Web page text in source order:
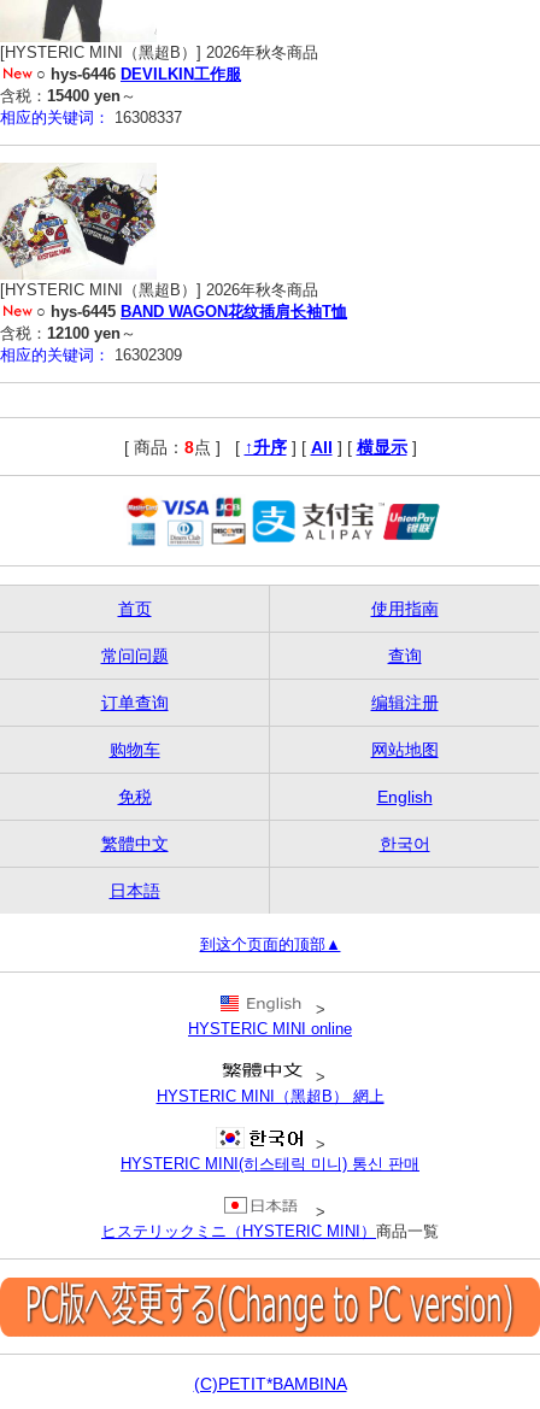
[HYSTERIC MINI（黑超B）] 2026年秋冬商品
○ hys-6446 DEVILKIN工作服
含税： 15400 yen～
相应的关键词：
16308337
[HYSTERIC MINI（黑超B）] 2026年秋冬商品
○ hys-6445 BAND WAGON花纹插肩长袖T恤
含税： 12100 yen～
相应的关键词：
16302309
[ 商品： 8点 ] [ ↑升序 ] [ All ] [ 横显示 ]
首页 使用指南
常问问题 查询
订单查询 编辑注册
购物车 网站地图
免税 English
繁體中文 한국어
日本語
到这个页面的顶部▲
>
HYSTERIC MINI online
>
HYSTERIC MINI（黑超B） 網上
>
HYSTERIC MINI(히스테릭 미니) 통신 판매
>
ヒステリックミニ（HYSTERIC MINI） 商品一覧
(C)PETIT*BAMBINA